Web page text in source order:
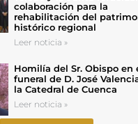
colaboración para la
rehabilitación del
histórico regional
Leer noticia »
Homilía del Sr. Obispo en
funeral de D. José
la Catedral de Cuenca
Leer noticia »